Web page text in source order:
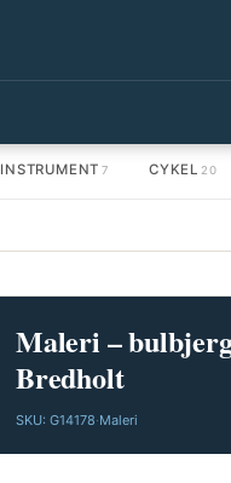
INSTRUMENT 7 CYKEL 20
Maleri –
Bredholt
SKU: G14178·Maleri